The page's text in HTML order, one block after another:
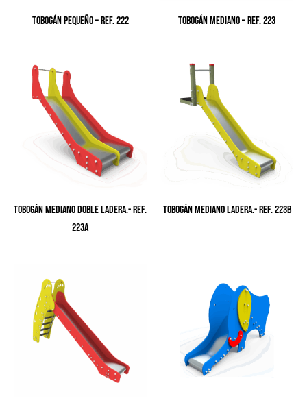
TOBOGÁN PEQUEÑO – Ref. 222 TOBOGÁN MEDIANO – Ref. 223
TOBOGÁN MEDIANO DOBLE LADERA.- Ref.
223A
TOBOGÁN MEDIANO LADERA.- Ref. 223B